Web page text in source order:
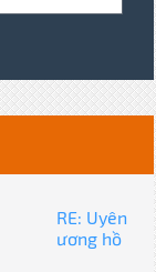
RE: Uyên
ương hồ